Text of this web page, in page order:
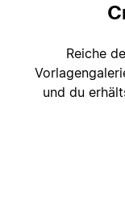
Reiche
und du